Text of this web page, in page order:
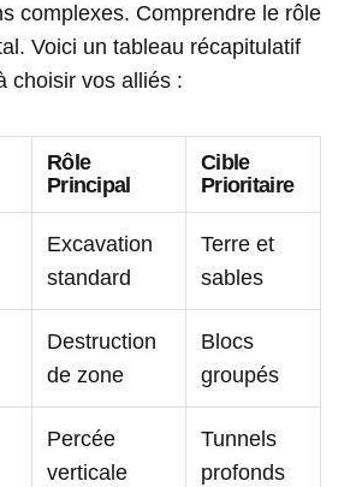
complexes. Comprendre le rôle
Voici un tableau récapitulatif
choisir vos alliés :
Rôle
Principal
Cible
Prioritaire
Excavation
standard
Terre et
sables
Destruction
de zone
Blocs
groupés
Percée
verticale
Tunnels
profonds